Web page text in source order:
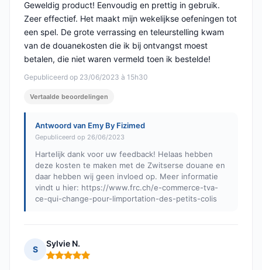
Gepubliceerd op 23/06/2023 à 15h30
Geweldig product! Eenvoudig en prettig in gebruik.
Zeer effectief. Het maakt mijn wekelijkse oefeningen tot
een spel. De grote verrassing en teleurstelling kwam
van de douanekosten die ik bij ontvangst moest
betalen, die niet waren vermeld toen ik bestelde!
Vertaalde beoordelingen
Antwoord van Emy By Fizimed
Gepubliceerd op 26/06/2023
Hartelijk dank voor uw feedback! Helaas hebben
deze kosten te maken met de Zwitserse douane en
daar hebben wij geen invloed op. Meer informatie
vindt u hier: https://www.frc.ch/e-commerce-tva-
ce-qui-change-pour-limportation-des-petits-colis
S
Sylvie N.
Opmerking: 5 van 5